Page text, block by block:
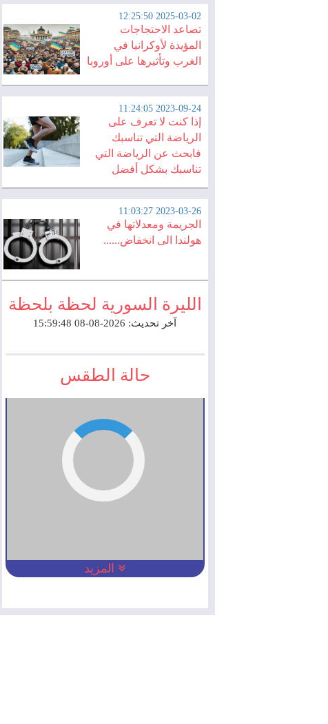
2025-03-02 12:25:50
تصاعد الاحتجاجات
المؤيدة لأوكرانيا في
الغرب وتأثيرها على أوروبا
2023-09-24 11:24:05
إذا كنت لا تعرف على
الرياضة التي تناسبك
فابحث عن الرياضة التي
تناسبك بشكل أفضل
2023-03-26 11:03:27
الجريمة ومعدلاتها في
هولندا الى انخفاض......
الليرة السورية لحظة بلحظة
آخر تحديث: 2026-08-08 15:59:48
حالة الطقس
المزيد